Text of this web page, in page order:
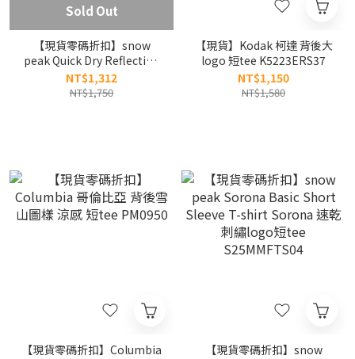
Sold Out
【現貨零碼折扣】snow
peak Quick Dry Reflectibe
Short Sleeve T-shirt 文字
排版 速乾 涼感 短tee
NT$1,312
NT$1,750
【現貨】Kodak 柯達 背後大
logo 短tee K5223ERS37
NT$1,150
NT$1,580
【現貨零碼折扣】Columbia
【現貨零碼折扣】snow